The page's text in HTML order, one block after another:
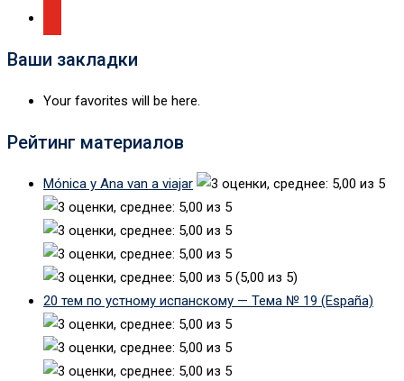
Ваши закладки
Your favorites will be here.
Рейтинг материалов
Mónica y Ana van a viajar
(5,00 из 5)
20 тем по устному испанскому — Тема № 19 (España)